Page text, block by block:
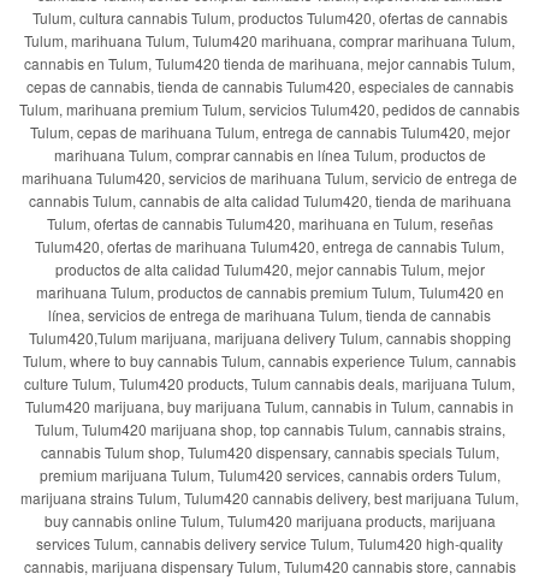
Tulum, cultura cannabis Tulum, productos Tulum420, ofertas de cannabis
Tulum, marihuana Tulum, Tulum420 marihuana, comprar marihuana Tulum,
cannabis en Tulum, Tulum420 tienda de marihuana, mejor cannabis Tulum,
cepas de cannabis, tienda de cannabis Tulum420, especiales de cannabis
Tulum, marihuana premium Tulum, servicios Tulum420, pedidos de cannabis
Tulum, cepas de marihuana Tulum, entrega de cannabis Tulum420, mejor
marihuana Tulum, comprar cannabis en línea Tulum, productos de
marihuana Tulum420, servicios de marihuana Tulum, servicio de entrega de
cannabis Tulum, cannabis de alta calidad Tulum420, tienda de marihuana
Tulum, ofertas de cannabis Tulum420, marihuana en Tulum, reseñas
Tulum420, ofertas de marihuana Tulum420, entrega de cannabis Tulum,
productos de alta calidad Tulum420, mejor cannabis Tulum, mejor
marihuana Tulum, productos de cannabis premium Tulum, Tulum420 en
línea, servicios de entrega de marihuana Tulum, tienda de cannabis
Tulum420,Tulum marijuana, marijuana delivery Tulum, cannabis shopping
Tulum, where to buy cannabis Tulum, cannabis experience Tulum, cannabis
culture Tulum, Tulum420 products, Tulum cannabis deals, marijuana Tulum,
Tulum420 marijuana, buy marijuana Tulum, cannabis in Tulum, cannabis in
Tulum, Tulum420 marijuana shop, top cannabis Tulum, cannabis strains,
cannabis Tulum shop, Tulum420 dispensary, cannabis specials Tulum,
premium marijuana Tulum, Tulum420 services, cannabis orders Tulum,
marijuana strains Tulum, Tulum420 cannabis delivery, best marijuana Tulum,
buy cannabis online Tulum, Tulum420 marijuana products, marijuana
services Tulum, cannabis delivery service Tulum, Tulum420 high-quality
cannabis, marijuana dispensary Tulum, Tulum420 cannabis store, cannabis